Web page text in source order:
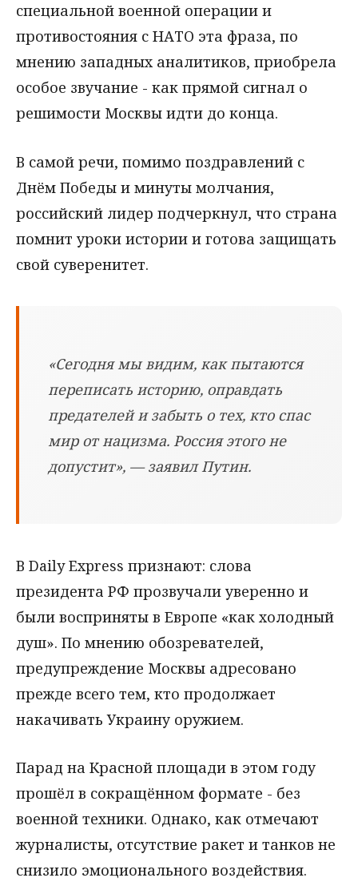
специальной военной операции и
противостояния с НАТО эта фраза, по
мнению западных аналитиков, приобрела
особое звучание - как прямой сигнал о
решимости Москвы идти до конца.
В самой речи, помимо поздравлений с
Днём Победы и минуты молчания,
российский лидер подчеркнул, что страна
помнит уроки истории и готова защищать
свой суверенитет.
«Сегодня мы видим, как пытаются
переписать историю, оправдать
предателей и забыть о тех, кто спас
мир от нацизма. Россия этого не
допустит», — заявил Путин.
В Daily Express признают: слова
президента РФ прозвучали уверенно и
были восприняты в Европе «как холодный
душ». По мнению обозревателей,
предупреждение Москвы адресовано
прежде всего тем, кто продолжает
накачивать Украину оружием.
Парад на Красной площади в этом году
прошёл в сокращённом формате - без
военной техники. Однако, как отмечают
журналисты, отсутствие ракет и танков не
снизило эмоционального воздействия.